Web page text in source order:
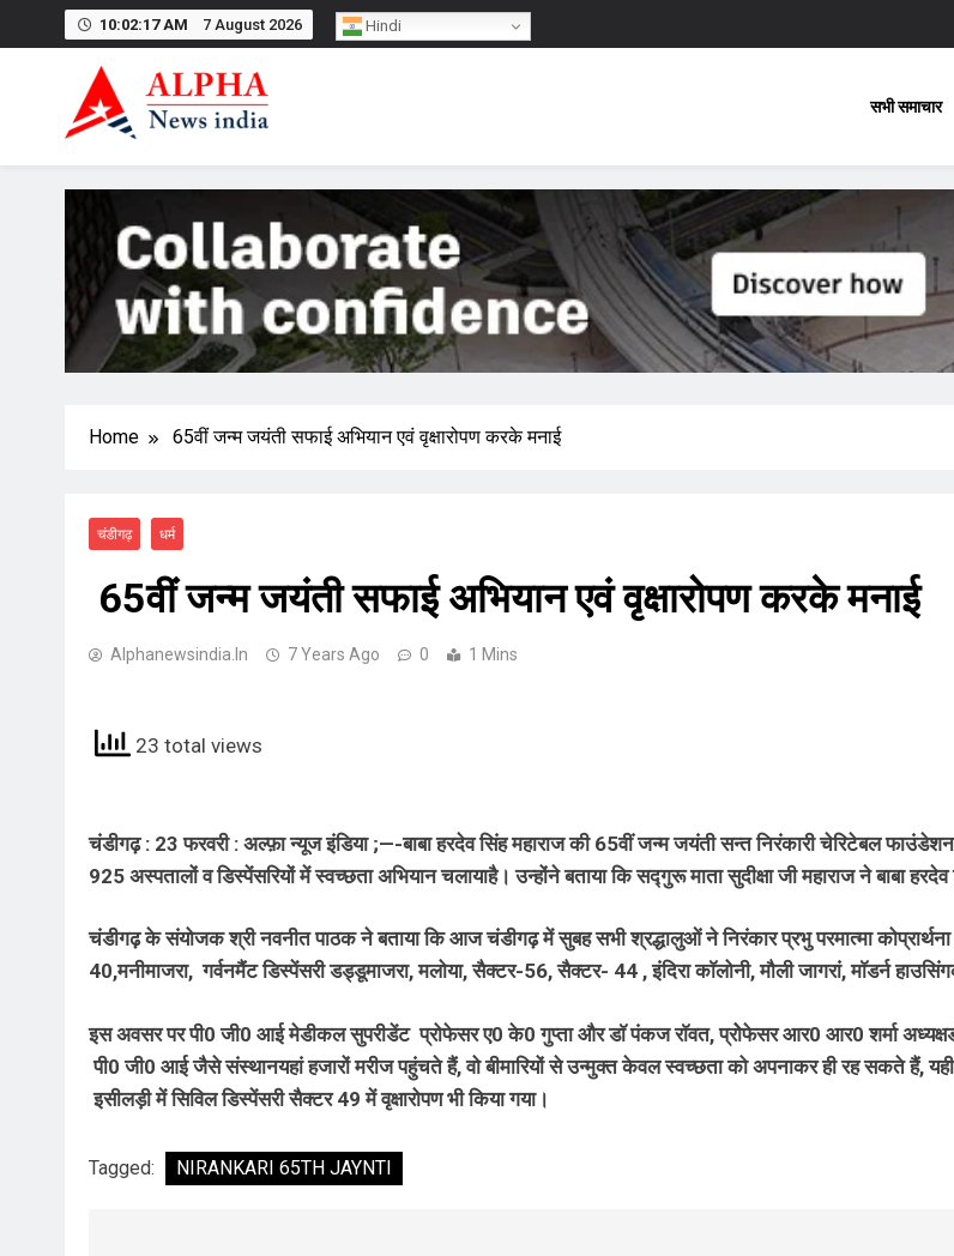
10:02:17 AM 7 August 2026
सभी समाचार
Home 65वीं जन्म जयंती सफाई अभियान एवं वृक्षारोपण करके मनाई
चंडीगढ़ धर्म
65वीं जन्म जयंती सफाई अभियान एवं वृक्षारोपण करके मनाई
Alphanewsindia.in 7 Years Ago 0 1 Mins
23 total views
चंडीगढ़ : 23 फरवरी : अल्फ़ा न्यूज इंडिया ;—-बाबा हरदेव सिंह महाराज की 65वीं जन्म जयंती सन्त निरंकारी चेरिटेबल
925 अस्पतालों व डिस्पेंसरियों में स्वच्छता अभियान चलायाहै। उन्होंने बताया कि सद्गुरू माता सुदीक्षा जी महाराज ने बाबा
चंडीगढ़ के संयोजक श्री नवनीत पाठक ने बताया कि आज चंडीगढ़ में सुबह सभी श्रद्धालुओं ने निरंकार प्रभु परमात्मा
40,मनीमाजरा, गर्वनमैंट डिस्पेंसरी डड्डूमाजरा, मलोया, सैक्टर-56, सैक्टर- 44 , इंदिरा काॅलोनी, मौली जागरां, माॅडर्न
इस अवसर पर पी0 जी0 आई मेडीकल सुपरीडेंट प्रोफेसर ए0 के0 गुप्ता और डाॅ पंकज राॅवत, प्रोेफेसर आर0 आर0 शर्मा
पी0 जी0 आई जैसे संस्थानयहां हजारों मरीज पहुंचते हैं, वो बीमारियों से उन्मुक्त केवल स्वच्छता को अपनाकर ही रह सकते हैं,
इसीलड़ी में सिविल डिस्पेंसरी सैक्टर 49 में वृक्षारोपण भी किया गया।
Tagged: NIRANKARI 65TH JAYNTI
Hindi